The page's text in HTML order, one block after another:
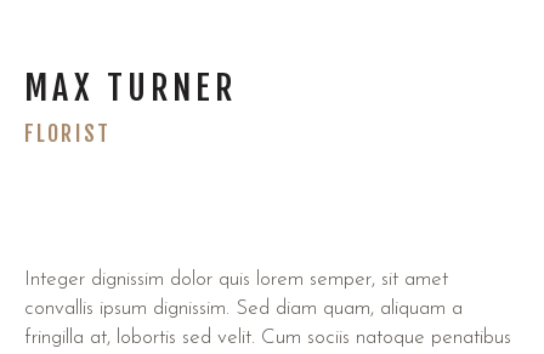
MAX TURNER
FLORIST
Integer dignissim dolor quis lorem semper, sit amet
convallis ipsum dignissim. Sed diam quam, aliquam a
fringilla at, lobortis sed velit. Cum sociis natoque penatibus